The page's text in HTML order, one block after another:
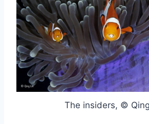
The insiders, ©